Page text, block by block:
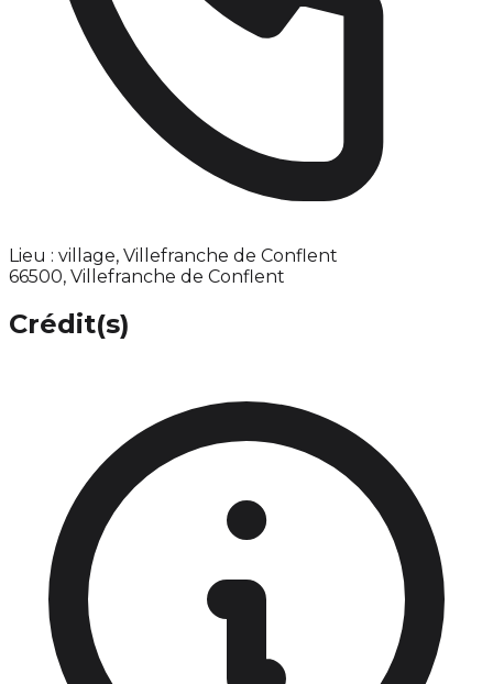
Lieu : village, Villefranche de Conflent
66500, Villefranche de Conflent
Crédit(s)